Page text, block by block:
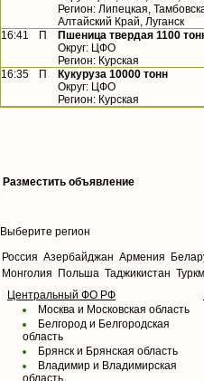
Регион: Липецкая,
Алтайский Край, Луганск
16:41
П
Пшеница твердая 1100
Округ: ЦФО
Регион: Курская
16:35
П
Кукуруза 10000 тонн
Округ: ЦФО
Регион: Курская
Разместить объявление
Выберите регион
Россия Азербайджан Армения
Монголия
Польша Таджикистан
Центральный ФО РФ
Москва и Московская область
Белгород и Белгородская
область
Брянск и Брянская область
Владимир и Владимирская
область